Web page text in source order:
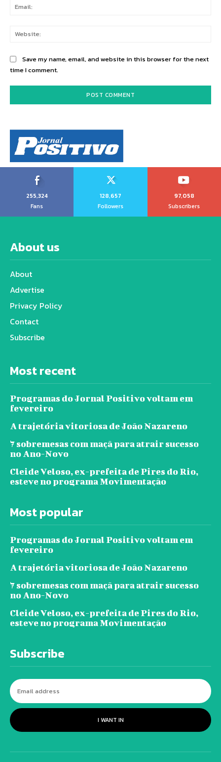
Save my name, email, and website in this browser for the next
time I comment.
255,324
Fans
128,657
Followers
97,058
Subscribers
About us
About
Advertise
Privacy Policy
Contact
Subscribe
Most recent
Programas do Jornal Positivo voltam em
fevereiro
A trajetória vitoriosa de João Nazareno
7 sobremesas com maçã para atrair sucesso
no Ano-Novo
Cleide Veloso, ex-prefeita de Pires do Rio,
esteve no programa Movimentação
Most popular
Programas do Jornal Positivo voltam em
fevereiro
A trajetória vitoriosa de João Nazareno
7 sobremesas com maçã para atrair sucesso
no Ano-Novo
Cleide Veloso, ex-prefeita de Pires do Rio,
esteve no programa Movimentação
Subscribe
I WANT IN